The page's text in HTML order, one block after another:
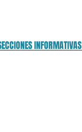
INFORMATIVAS